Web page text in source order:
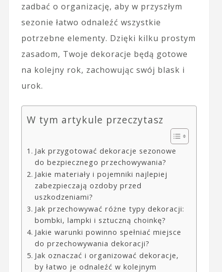
zadbać o organizację, aby w przyszłym
sezonie łatwo odnaleźć wszystkie
potrzebne elementy. Dzięki kilku prostym
zasadom, Twoje dekoracje będą gotowe
na kolejny rok, zachowując swój blask i
urok.
W tym artykule przeczytasz
Jak przygotować dekoracje sezonowe
do bezpiecznego przechowywania?
Jakie materiały i pojemniki najlepiej
zabezpieczają ozdoby przed
uszkodzeniami?
Jak przechowywać różne typy dekoracji:
bombki, lampki i sztuczną choinkę?
Jakie warunki powinno spełniać miejsce
do przechowywania dekoracji?
Jak oznaczać i organizować dekoracje,
by łatwo je odnaleźć w kolejnym